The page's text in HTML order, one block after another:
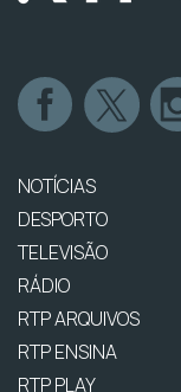
NOTÍCIAS
DESPORTO
TELEVISÃO
RÁDIO
RTP ARQUIVOS
RTP ENSINA
RTP PLAY